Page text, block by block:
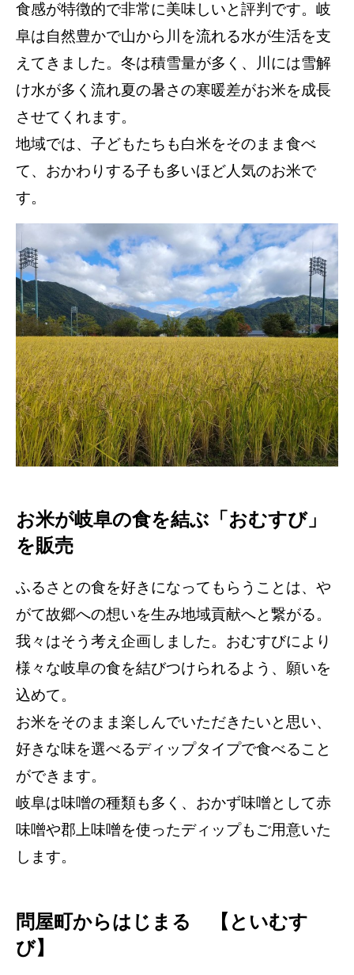
食感が特徴的で非常に美味しいと評判です。岐
阜は自然豊かで山から川を流れる水が生活を支
えてきました。冬は積雪量が多く、川には雪解
け水が多く流れ夏の暑さの寒暖差がお米を成長
させてくれます。
地域では、子どもたちも白米をそのまま食べ
て、おかわりする子も多いほど人気のお米で
す。
お米が岐阜の食を結ぶ「おむすび」
を販売
ふるさとの食を好きになってもらうことは、や
がて故郷への想いを生み地域貢献へと繋がる。
我々はそう考え企画しました。おむすびにより
様々な岐阜の食を結びつけられるよう、願いを
込めて。
お米をそのまま楽しんでいただきたいと思い、
好きな味を選べるディップタイプで食べること
ができます。
岐阜は味噌の種類も多く、おかず味噌として赤
味噌や郡上味噌を使ったディップもご用意いた
します。
問屋町からはじまる 【といむす
び】